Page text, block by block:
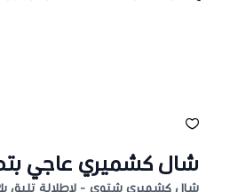
شال كشميري عاجي
شال كشميري شتوي - لإطلالة تليق